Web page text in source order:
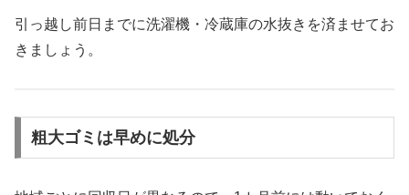
引っ越し前日までに洗濯機・冷蔵庫の水抜きを済ませてお
きましょう。
粗大ゴミは早めに処分